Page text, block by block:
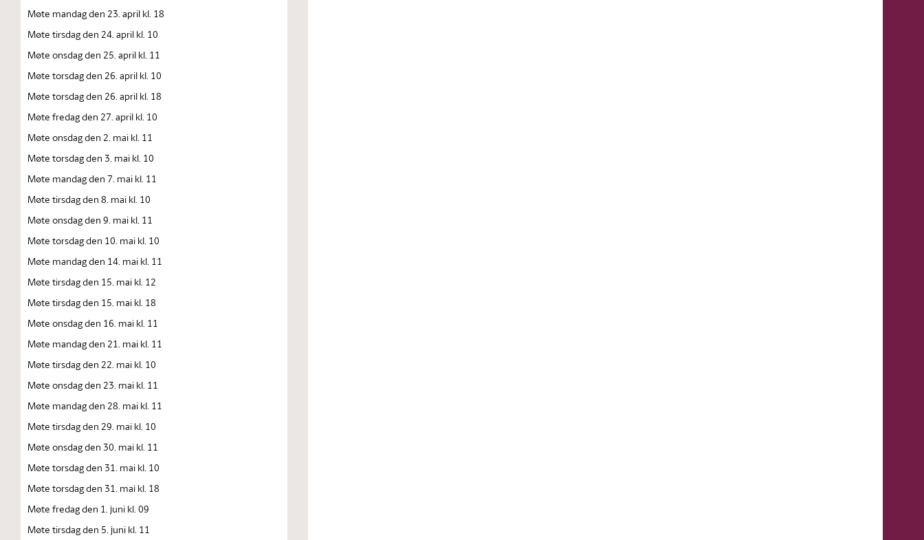
Møte mandag den 23. april kl. 18
Møte tirsdag den 24. april kl. 10
Møte onsdag den 25. april kl. 11
Møte torsdag den 26. april kl. 10
Møte torsdag den 26. april kl. 18
Møte fredag den 27. april kl. 10
Møte onsdag den 2. mai kl. 11
Møte torsdag den 3. mai kl. 10
Møte mandag den 7. mai kl. 11
Møte tirsdag den 8. mai kl. 10
Møte onsdag den 9. mai kl. 11
Møte torsdag den 10. mai kl. 10
Møte mandag den 14. mai kl. 11
Møte tirsdag den 15. mai kl. 12
Møte tirsdag den 15. mai kl. 18
Møte onsdag den 16. mai kl. 11
Møte mandag den 21. mai kl. 11
Møte tirsdag den 22. mai kl. 10
Møte onsdag den 23. mai kl. 11
Møte mandag den 28. mai kl. 11
Møte tirsdag den 29. mai kl. 10
Møte onsdag den 30. mai kl. 11
Møte torsdag den 31. mai kl. 10
Møte torsdag den 31. mai kl. 18
Møte fredag den 1. juni kl. 09
Møte tirsdag den 5. juni kl. 11